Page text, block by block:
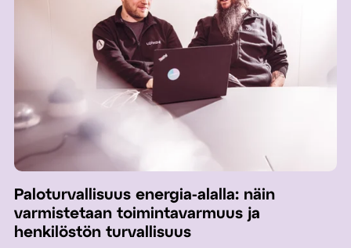
Paloturvallisuus energia-alalla: näin
varmistetaan toimintavarmuus ja
henkilöstön turvallisuus